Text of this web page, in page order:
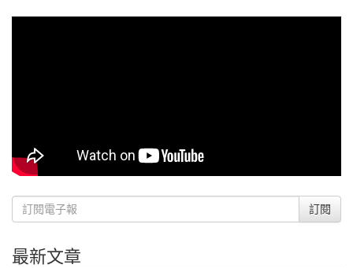
訂閱
最新文章